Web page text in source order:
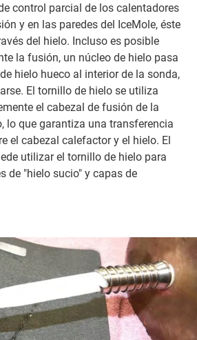
control parcial de los calentadores
y en las paredes del IceMole, éste
del hielo. Incluso es posible
la fusión, un núcleo de hielo pasa
hielo hueco al interior de la sonda,
El tornillo de hielo se utiliza
el cabezal de fusión de la
lo que garantiza una transferencia
el cabezal calefactor y el hielo. El
utilizar el tornillo de hielo para
de "hielo sucio" y capas de